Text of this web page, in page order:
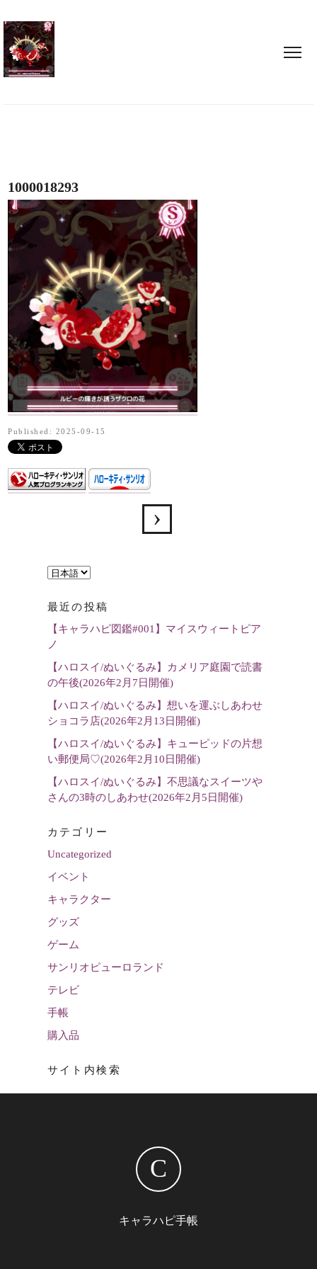
1000018293
Published: 2025-09-15
言
を
選
最近の投稿
【キャラハピ図鑑#001】マイスウィートピア
ノ
【ハロスイ/ぬいぐるみ】カメリア庭園で読書
の午後(2026年2月7日開催)
【ハロスイ/ぬいぐるみ】想いを運ぶしあわせ
ショコラ店(2026年2月13日開催)
【ハロスイ/ぬいぐるみ】キューピッドの片想
い郵便局♡(2026年2月10日開催)
【ハロスイ/ぬいぐるみ】不思議なスイーツや
さんの3時のしあわせ(2026年2月5日開催)
カテゴリー
Uncategorized
イベント
キャラクター
グッズ
ゲーム
サンリオピューロランド
テレビ
手帳
購入品
サイト内検索
C
キャラハピ手帳